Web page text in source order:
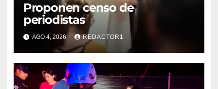
Proponen censo de
periodistas
AGO 4, 2026 REDACTOR1